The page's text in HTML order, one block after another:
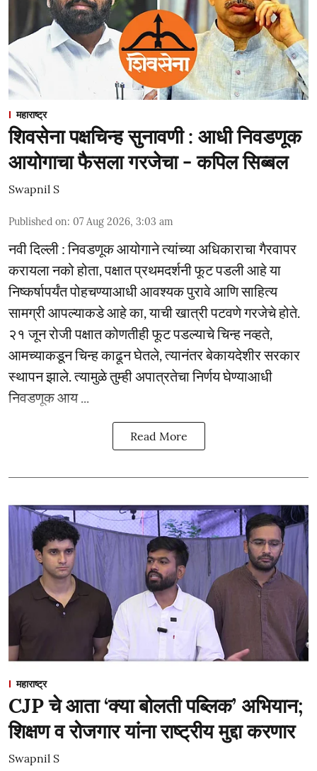
महाराष्ट्र
शिवसेना पक्षचिन्ह सुनावणी : आधी निवडणूक
आयोगाचा फैसला गरजेचा - कपिल सिब्बल
Swapnil S
Published on: 07 Aug 2026, 3:03 am
नवी दिल्ली : निवडणूक आयोगाने त्यांच्या अधिकाराचा गैरवापर
करायला नको होता, पक्षात प्रथमदर्शनी फूट पडली आहे या
निष्कर्षापर्यंत पोहचण्याआधी आवश्यक पुरावे आणि साहित्य
सामग्री आपल्याकडे आहे का, याची खात्री पटवणे गरजेचे होते.
२१ जून रोजी पक्षात कोणतीही फूट पडल्याचे चिन्ह नव्हते,
आमच्याकडून चिन्ह काढून घेतले, त्यानंतर बेकायदेशीर सरकार
स्थापन झाले. त्यामुळे तुम्ही अपात्रतेचा निर्णय घेण्याआधी
निवडणूक आय ...
Read More
महाराष्ट्र
CJP चे आता ‘क्या बोलती पब्लिक’ अभियान;
शिक्षण व रोजगार यांना राष्ट्रीय मुद्दा करणार
Swapnil S